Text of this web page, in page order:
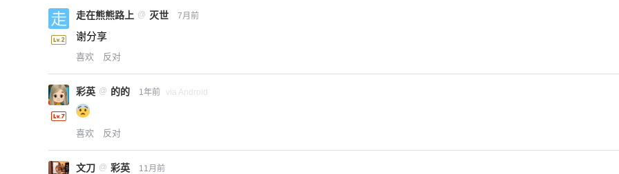
当前隐藏内容需要支付100熊币 已有56人支付 登
走在熊熊路上 @ 灭世 7月前
谢分享
喜欢 反对
彩英 @ 的的 1年前 via Android
喜欢 反对
文刀 @ 彩英 11月前
您没有权限发布内容，请购买会员或者提升权